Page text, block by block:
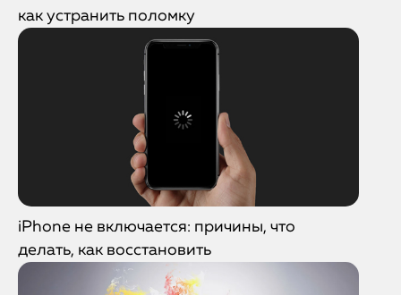
как устранить поломку
iPhone не включается: причины, что
делать, как восстановить